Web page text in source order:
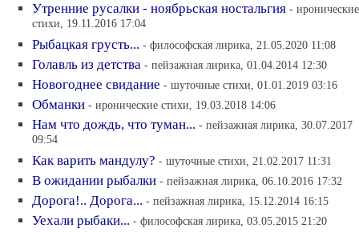
Утренние русалки - ноябрьская ностальгия - иронические
стихи, 19.11.2016 17:04
Рыбацкая грусть... - философская лирика, 21.05.2020 11:08
Голавль из детства - пейзажная лирика, 01.04.2014 12:30
Новогоднее свидание - шуточные стихи, 01.01.2019 03:16
Обманки - иронические стихи, 19.03.2018 14:06
Нам что дождь, что туман... - пейзажная лирика, 30.07.2017
09:54
Как варить мандулу? - шуточные стихи, 21.02.2017 11:31
В ожидании рыбалки - пейзажная лирика, 06.10.2016 17:32
Дорога!.. Дорога... - пейзажная лирика, 15.12.2014 16:15
Уехали рыбаки... - философская лирика, 03.05.2015 21:20